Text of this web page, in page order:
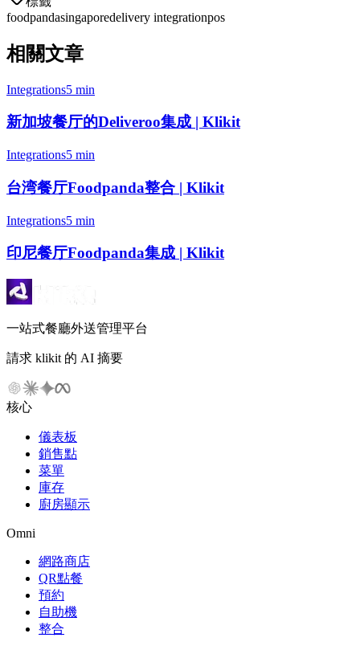
foodpandasingaporedelivery integrationpos
相關文章
Integrations5 min
新加坡餐厅的Deliveroo集成 | Klikit
Integrations5 min
台湾餐厅Foodpanda整合 | Klikit
Integrations5 min
印尼餐厅Foodpanda集成 | Klikit
一站式餐廳外送管理平台
請求 klikit 的 AI 摘要
核心
儀表板
銷售點
菜單
庫存
廚房顯示
Omni
網路商店
QR點餐
預約
自助機
整合